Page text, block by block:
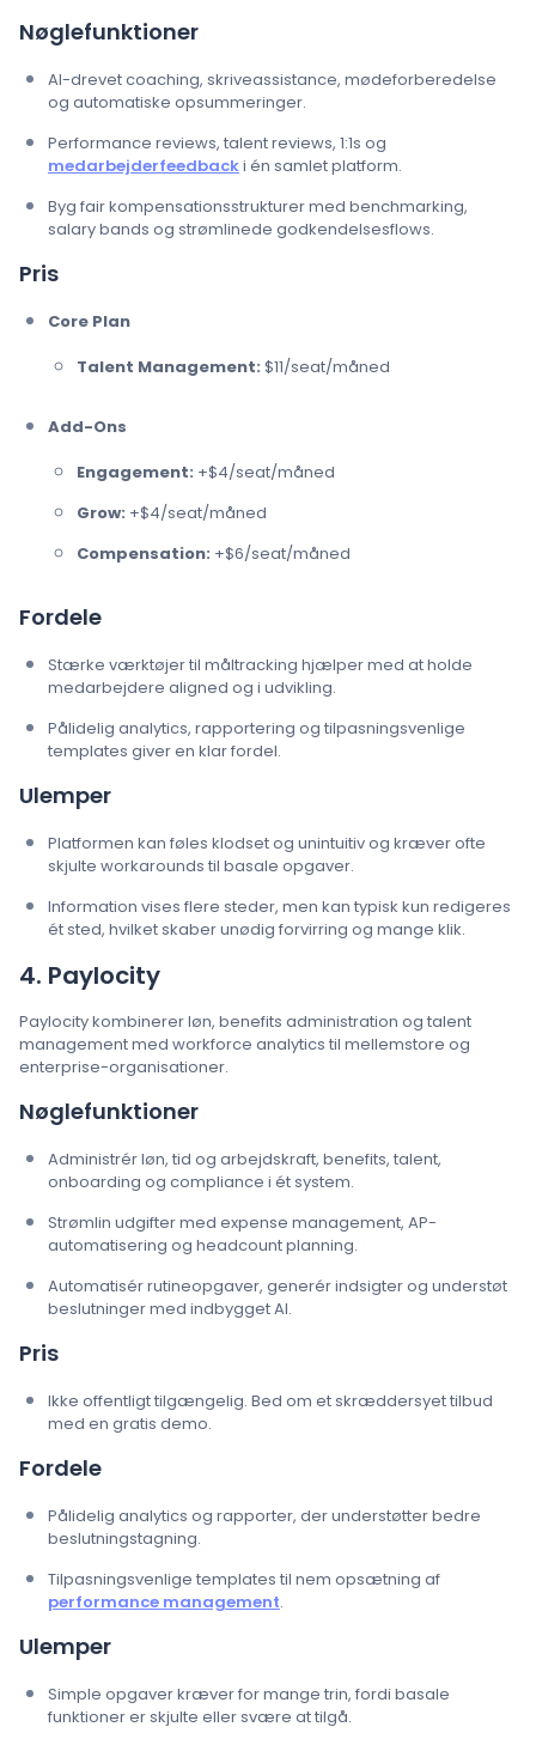
Nøglefunktioner
AI-drevet coaching, skriveassistance, mødeforberedelse
og automatiske opsummeringer.
Performance reviews, talent reviews, 1:1s og
medarbejderfeedbacki én samlet platform.
Byg fair kompensationsstrukturer med benchmarking,
salary bands og strømlinede godkendelsesflows.
Pris
Core Plan
Talent Management: $11/seat/måned
Add-Ons
Engagement: +$4/seat/måned
Grow: +$4/seat/måned
Compensation: +$6/seat/måned
Fordele
Stærke værktøjer til måltracking hjælper med at holde
medarbejdere aligned og i udvikling.
Pålidelig analytics, rapportering og tilpasningsvenlige
templates giver en klar fordel.
Ulemper
Platformen kan føles klodset og unintuitiv og kræver ofte
skjulte workarounds til basale opgaver.
Information vises flere steder, men kan typisk kun redigeres
ét sted, hvilket skaber unødig forvirring og mange klik.
4. Paylocity
Paylocity kombinerer løn, benefits administration og talent
management med workforce analytics til mellemstore og
enterprise-organisationer.
Nøglefunktioner
Administrér løn, tid og arbejdskraft, benefits, talent,
onboarding og compliance i ét system.
Strømlin udgifter med expense management, AP-
automatisering og headcount planning.
Automatisér rutineopgaver, generér indsigter og understøt
beslutninger med indbygget AI.
Pris
Ikke offentligt tilgængelig. Bed om et skræddersyet tilbud
med en gratis demo.
Fordele
Pålidelig analytics og rapporter, der understøtter bedre
beslutningstagning.
Tilpasningsvenlige templates til nem opsætning af
performance management.
Ulemper
Simple opgaver kræver for mange trin, fordi basale
funktioner er skjulte eller svære at tilgå.